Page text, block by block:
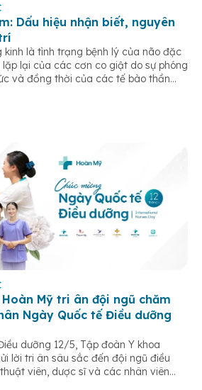
Dấu hiệu nhận biết, nguyên
là tình trạng bệnh lý của não đặc
lại của các cơn co giật do sự phóng
và đồng thời của các tế bào thần
Mỹ tri ân đội ngũ chăm
Ngày Quốc tế Điều dưỡng
dưỡng 12/5, Tập đoàn Y khoa
lời tri ân sâu sắc đến đội ngũ điều
viên, dược sĩ và các nhân viên